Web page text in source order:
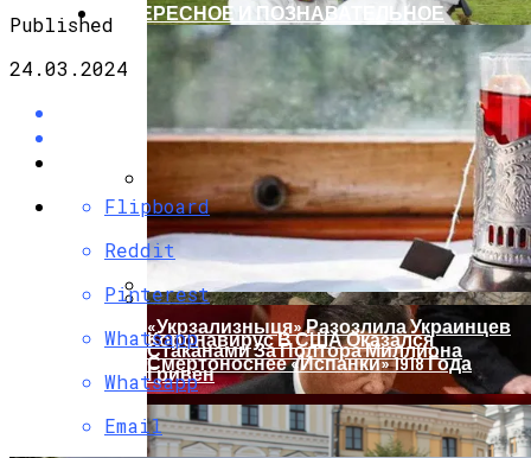
G7 Договорились Регулировать
Искусственный Интеллект
Коронавирус В США Оказался
Смертоноснее «испанки» 1918 Года
ИНТЕРЕСНОЕ И ПОЗНАВАТЕЛЬНОЕ
«Укрзализныця» Разозлила Украинцев
Стаканами За Полтора Миллиона
Гривен
Published
24.03.2024
Flipboard
Reddit
Pinterest
Whatsapp
Whatsapp
Email